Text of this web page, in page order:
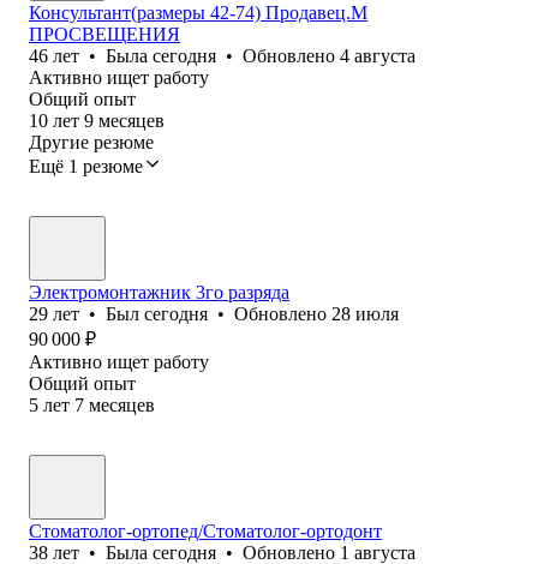
Консультант(размеры 42-74) Продавец.М
ПРОСВЕЩЕНИЯ
46 лет • Была сегодня • Обновлено 4 августа
Активно ищет работу
Общий опыт
10 лет 9 месяцев
Другие резюме
Ещё 1 резюме
Электромонтажник 3го разряда
29 лет • Был сегодня • Обновлено 28 июля
90 000 ₽
Активно ищет работу
Общий опыт
5 лет 7 месяцев
Стоматолог-ортопед/Стоматолог-ортодонт
38 лет • Была сегодня • Обновлено 1 августа